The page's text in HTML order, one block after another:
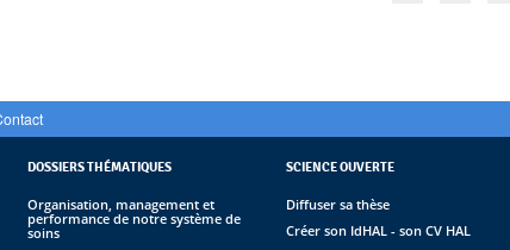
DOSSIERS THÉMATIQUES
Organisation, management et
performance de notre système de
soins
SCIENCE OUVERTE
Diffuser sa thèse
Créer son IdHAL - son CV HAL